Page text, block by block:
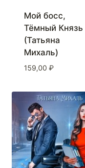
Мой босс,
Тёмный Князь
(Татьяна
Михаль)
159,00 ₽